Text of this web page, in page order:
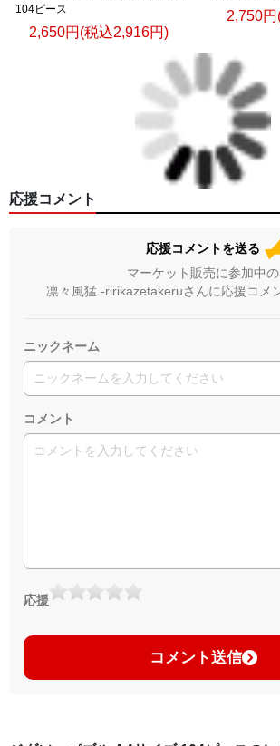
104ピース
2,650円(税込2,916円)
2,750
応援コメント
応援コメントを送る
マーケット販売に参加中の
凛々風猛 -ririkazetakeruさんに応援コメ
ニックネーム
コメント
応援
コメント送信